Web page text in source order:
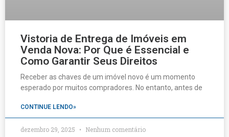
Vistoria de Entrega de Imóveis em
Venda Nova: Por Que é Essencial e
Como Garantir Seus Direitos
Receber as chaves de um imóvel novo é um momento
esperado por muitos compradores. No entanto, antes de
CONTINUE LENDO»
dezembro 29, 2025 Nenhum comentário